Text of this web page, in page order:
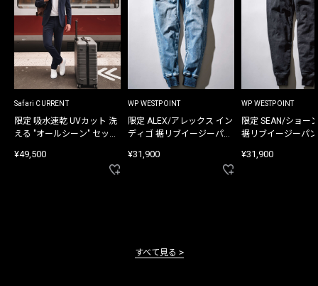
Safari CURRENT
限定 吸水速乾 UVカット 洗
える "オールシーン" セット
¥49,500
WP WESTPOINT
限定 ALEX/アレックス イン
ディゴ 裾リブイージーパン
¥31,900
WP WESTPOINT
限定 SEAN/ショー
裾リブイージーパ
¥31,900
すべて見る